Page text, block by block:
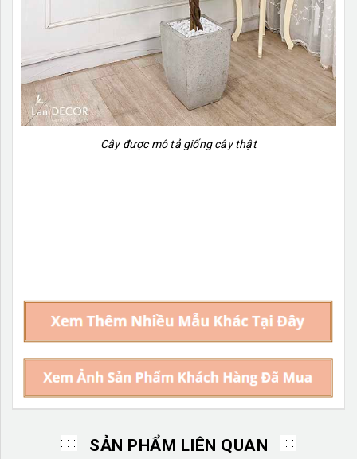
Cây được mô tả giống cây thật
SẢN PHẨM LIÊN QUAN